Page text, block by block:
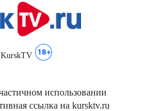
использовании
ссылка на kursktv.ru